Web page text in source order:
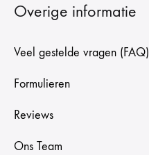
Overige informatie
Veel gestelde vragen (FAQ)
Formulieren
Reviews
Ons Team